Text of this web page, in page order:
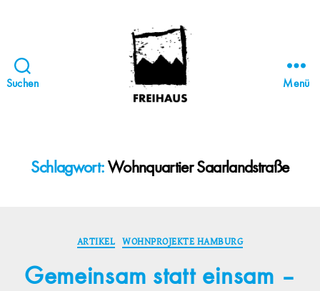
Suchen
STATTBAU
HAMBURG
Menü
Schlagwort: Wohnquartier Saarlandstraße
Kategorien
ARTIKEL WOHNPROJEKTE HAMBURG
Gemeinsam statt einsam –